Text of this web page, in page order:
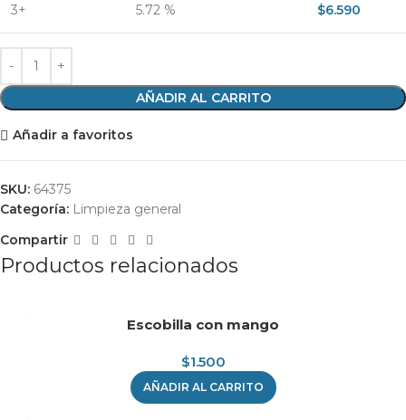
3+ 5.72 % $6.590
AÑADIR AL CARRITO
Añadir a favoritos
SKU: 64375
Categoría: Limpieza general
Compartir
Productos relacionados
Escobilla con mango
$1.500
AÑADIR AL CARRITO